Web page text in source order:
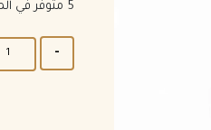
5 متوفر في المخزون